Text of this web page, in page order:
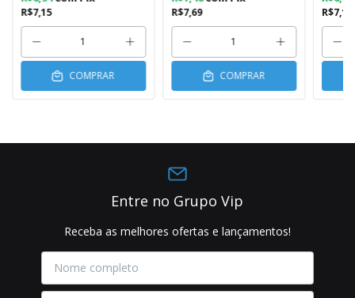
R$7,15
COMPRAR
R$7,69
COMPRAR
R$7,15
Entre no Grupo Vip
Receba as melhores ofertas e lançamentos!